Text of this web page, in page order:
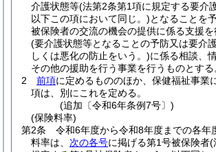
介護状態等(法第2条第1項に規定する要介
以下この項において同じ。)となることを
被保険者の交流の機会の提供に係る支援
(要介護状態等となることの予防又は要介
しくは悪化の防止をいう。)に係る相談、
その他の援助を行う事業を行うものとする
2
前項に定めるもののほか、保健福祉事業
項は、別にこれを定める。
(追加〔令和6年条例7号〕)
(保険料率)
第2条
令和6年度から令和8年度までの各年
料率は、 次の各号に掲げる第1号被保険者(